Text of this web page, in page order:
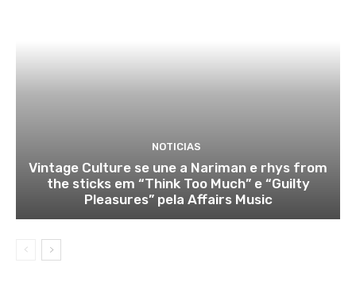
NOTICIAS
Vintage Culture se une a Nariman e rhys from
the sticks em “Think Too Much” e “Guilty
Pleasures” pela Affairs Music